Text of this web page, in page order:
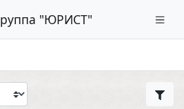
"ЮРИСТ"